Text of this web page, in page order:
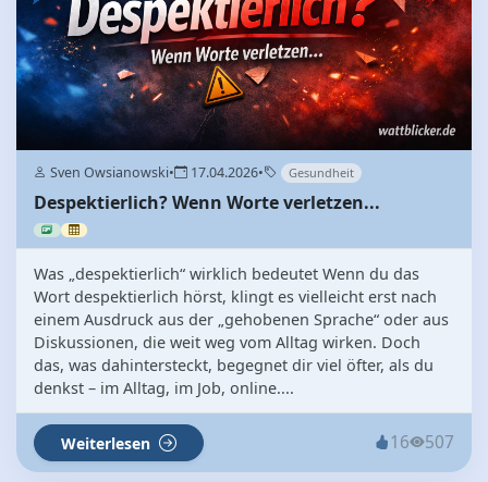
Sven Owsianowski• 17.04.2026• Gesundheit
Despektierlich? Wenn Worte verletzen...
Was „despektierlich“ wirklich bedeutet Wenn du das
Wort despektierlich hörst, klingt es vielleicht erst nach
einem Ausdruck aus der „gehobenen Sprache“ oder aus
Diskussionen, die weit weg vom Alltag wirken. Doch
das, was dahintersteckt, begegnet dir viel öfter, als du
denkst – im Alltag, im Job, online....
Weiterlesen 16 507